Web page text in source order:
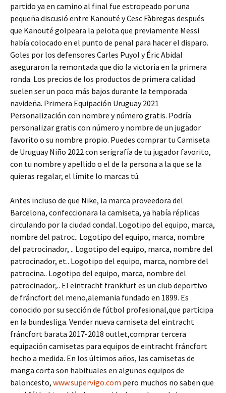
partido ya en camino al final fue estropeado por una
pequeña discusió entre Kanouté y Cesc Fàbregas después
que Kanouté golpeara la pelota que previamente Messi
había colocado en el punto de penal para hacer el disparo.
Goles por los defensores Carles Puyol y Éric Abidal
aseguraron la remontada que dio la victoria en la primera
ronda. Los precios de los productos de primera calidad
suelen ser un poco más bajos durante la temporada
navideña. Primera Equipación Uruguay 2021
Personalización con nombre y número gratis. Podría
personalizar gratis con número y nombre de un jugador
favorito o su nombre propio. Puedes comprar tu Camiseta
de Uruguay Niño 2022 con serigrafía de tu jugador favorito,
con tu nombre y apellido o el de la persona a la que se la
quieras regalar, el límite lo marcas tú.
Antes incluso de que Nike, la marca proveedora del
Barcelona, confeccionara la camiseta, ya había réplicas
circulando por la ciudad condal. Logotipo del equipo, marca,
nombre del patroc.. Logotipo del equipo, marca, nombre
del patrocinador, .. Logotipo del equipo, marca, nombre del
patrocinador, et.. Logotipo del equipo, marca, nombre del
patrocina.. Logotipo del equipo, marca, nombre del
patrocinador,.. El eintracht frankfurt es un club deportivo
de fráncfort del meno,alemania fundado en 1899. Es
conocido por su sección de fútbol profesional,que participa
en la bundesliga. Vender nueva camiseta del eintracht
fráncfort barata 2017-2018 outlet,comprar tercera
equipación camisetas para equipos de eintracht fráncfort
hecho a medida. En los últimos años, las camisetas de
manga corta son habituales en algunos equipos de
baloncesto, www.supervigo.com pero muchos no saben que